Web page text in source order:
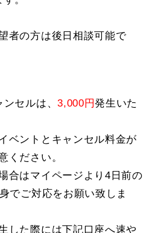
者の方は後日相談可能で
ンセルは、3,000円発生いた
ベントとキャンセル料金が
ください。
合はマイページより4日前の
でご対応をお願い致しま
した際には下記口座へ速や